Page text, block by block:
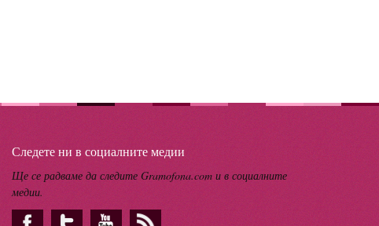
Следете ни в социалните медии
Ще се радваме да следите Gramofona.com и в социалните
медии.